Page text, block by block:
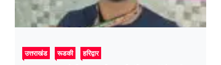
उत्तराखंड रूडकी हरिद्वार